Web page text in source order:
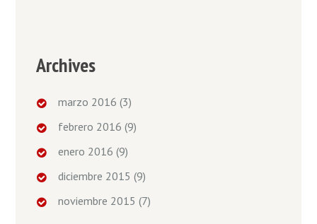
Archives
marzo 2016 (3)
febrero 2016 (9)
enero 2016 (9)
diciembre 2015 (9)
noviembre 2015 (7)